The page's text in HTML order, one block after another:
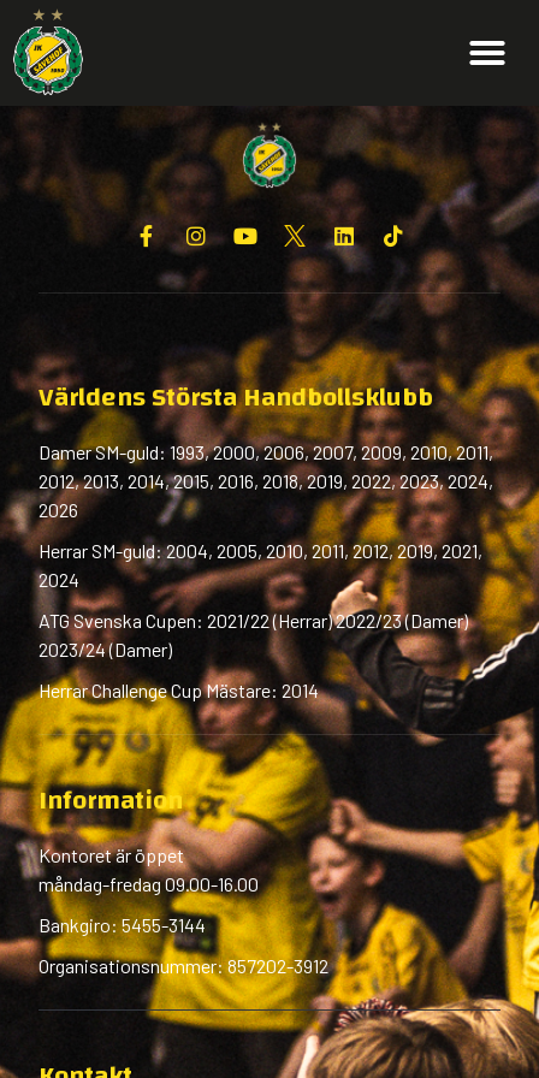
Världens Största Handbollsklubb
Damer SM-guld: 1993, 2000, 2006, 2007, 2009, 2010, 2011,
2012, 2013, 2014, 2015, 2016, 2018, 2019, 2022, 2023, 2024,
2026
Herrar SM-guld: 2004, 2005, 2010, 2011, 2012, 2019, 2021,
2024
ATG Svenska Cupen: 2021/22 (Herrar) 2022/23 (Damer)
2023/24 (Damer)
Herrar Challenge Cup Mästare: 2014
Information
Kontoret är öppet
måndag-fredag 09.00-16.00
Bankgiro: 5455-3144
Organisationsnummer: 857202-3912